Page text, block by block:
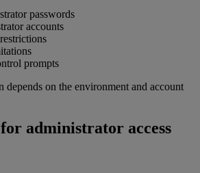
passwords
accounts
prompts
depends on the environment and account
administrator access